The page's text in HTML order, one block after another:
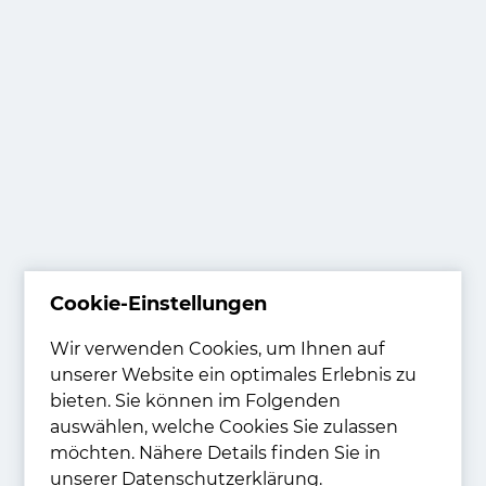
Cookie-Einstellungen
Wir verwenden Cookies, um Ihnen auf
unserer Website ein optimales Erlebnis zu
bieten. Sie können im Folgenden
auswählen, welche Cookies Sie zulassen
möchten. Nähere Details finden Sie in
unserer Datenschutzerklärung.
Login